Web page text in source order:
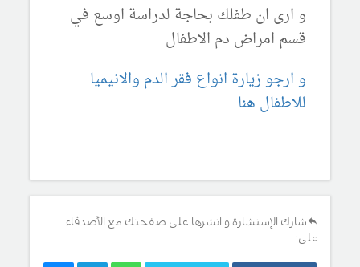
و ارى ان طفلك بحاجة لدراسة اوسع في
قسم امراض دم الاطفال
و ارجو زيارة انواع فقر الدم والانيميا
للاطفال هنا
شارك الإستشارة و انشرها على صفحتك مع الأصدقاء
على: